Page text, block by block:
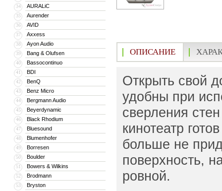
34 AURALiC
35 Aurender
36 AVID
37 Axxess
38 Ayon Audio
39 Bang & Olufsen
40 Bassocontinuo
41 BDI
42 BenQ
43 Benz Micro
44 Bergmann Audio
45 Beyerdynamic
46 Black Rhodium
47 Bluesound
48 Blumenhofer
49 Borresen
50 Boulder
51 Bowers & Wilkins
52 Brodmann
53 Bryston
ОПИСАНИЕ
Открыть свой
удобны при
сверления
кинотеатр
больше не
поверхность,
ровной.